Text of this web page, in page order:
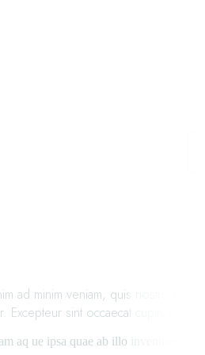
minim veniam, quis nostrud
sint occaecat cupin datat
aq ue ipsa quae ab illo inventore